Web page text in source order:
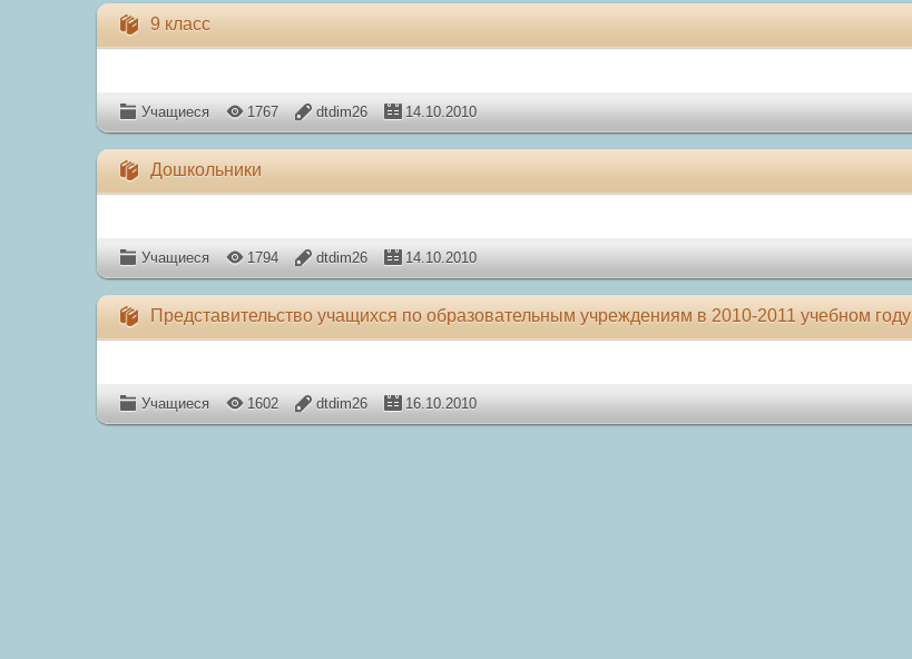
9 класс
Учащиеся 1767 dtdim26 14.10.2010
Дошкольники
Учащиеся 1794 dtdim26 14.10.2010
Представительство учащихся по образовательным учреждениям в 2010-2011 учебном году
Учащиеся 1602 dtdim26 16.10.2010